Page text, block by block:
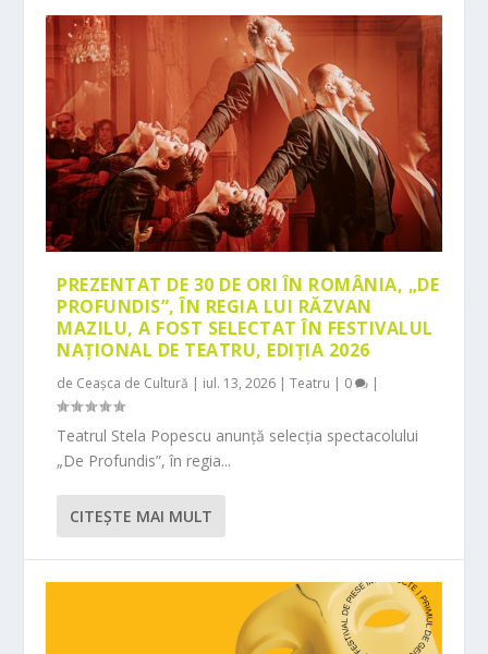
PREZENTAT DE 30 DE ORI ÎN ROMÂNIA, „DE
PROFUNDIS”, ÎN REGIA LUI RĂZVAN
MAZILU, A FOST SELECTAT ÎN FESTIVALUL
NAȚIONAL DE TEATRU, EDIȚIA 2026
de Ceașca de Cultură | iul. 13, 2026 |Teatru | 0 |
Teatrul Stela Popescu anunță selecția spectacolului
„De Profundis”, în regia...
CITEŞTE MAI MULT